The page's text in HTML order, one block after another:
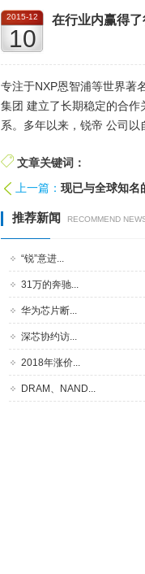
2015-12
10
在行业内赢得
专注于NXP恩智浦等世界著
集团 建立了长期稳定的合
系。多年以来，锐帝 公司
文章关键词：
上一篇： 现已与全球知名
推荐新闻 RECOMMEND
“锐”意进...
31万的奔驰...
华为芯片断...
深芯协约访...
2018年涨价...
DRAM、NAND...